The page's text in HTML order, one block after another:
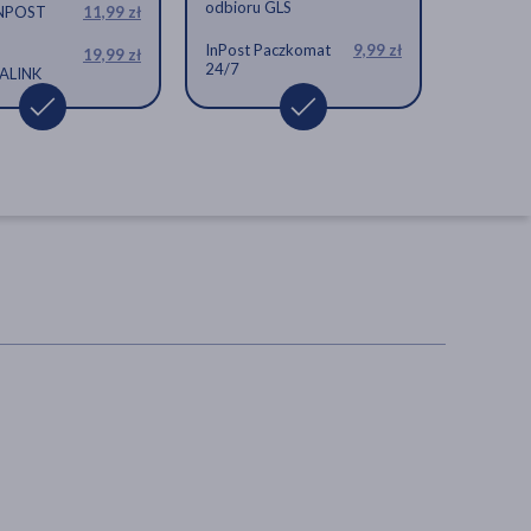
11,99 zł
19,99 zł
odbioru GLS
InPost Paczkomat
24/7
9,99 zł